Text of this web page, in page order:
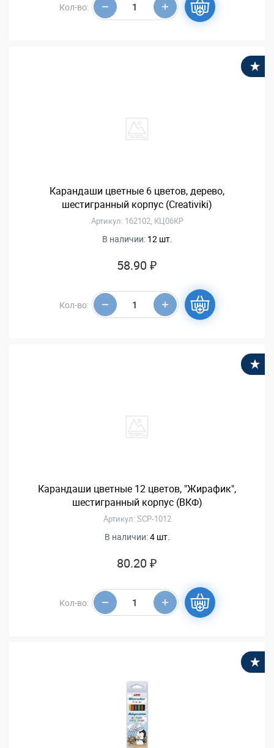
Кол-во:
Карандаши цветные 6 цветов, дерево,
шестигранный корпус (Creativiki)
Артикул: 162102, КЦ06КР
В наличии: 12 шт.
58.90 ₽
Кол-во:
Карандаши цветные 12 цветов, "Жирафик",
шестигранный корпус (ВКФ)
Артикул: SCP-1012
В наличии:4 шт.
80.20 ₽
Кол-во: